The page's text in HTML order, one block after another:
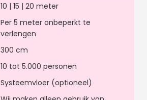
10 | 15 | 20 meter
Per 5 meter onbeperkt te
verlengen
300 cm
10 tot 5.000 personen
Systeemvloer (optioneel)